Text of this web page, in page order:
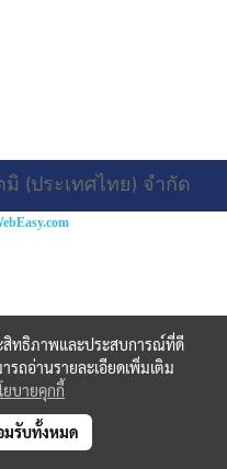
(ประเทศไทย) จำกัด
สิทธิภาพและประสบการณ์ที่ดี
รถอ่านรายละเอียดเพิ่มเติม
ยบายคุกกี้
มรับทั้งหมด